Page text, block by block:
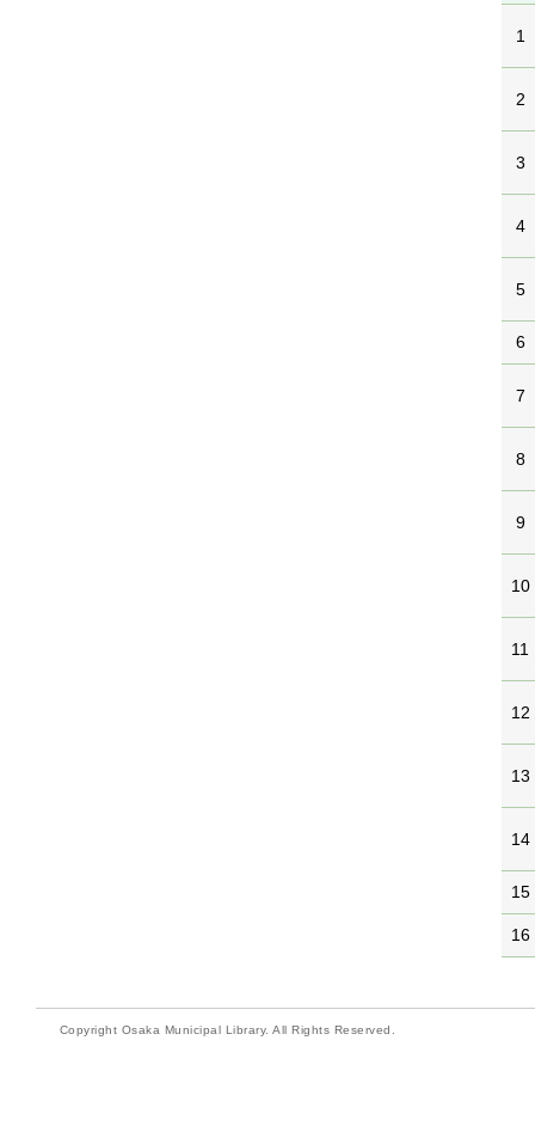
1
2
3
4
5
6
7
8
9
10
11
12
13
14
15
16
Copyright Osaka Municipal Library. All Rights Reserved.